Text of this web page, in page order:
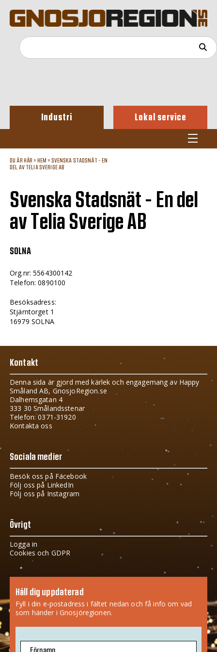
Industri Lokal service
DU ÄR HÄR » HEM » SVENSKA STADSNÄT - EN
DEL AV TELIA SVERIGE AB
Svenska Stadsnät - En del
av Telia Sverige AB
SOLNA
Org.nr: 5564300142
Telefon: 0890100
Besöksadress:
Stjärntorget 1
16979 SOLNA
Kontakt
Denna sida är gjord med kärlek och engagemang av Happy
Småland AB, GnosjoRegion.se
Dalhemsgatan 4
333 30 Smålandsstenar
Telefon: 0371-31920
Kontakta oss
Sociala medier
Besök oss på Facebook
Följ oss på LinkedIn
Följ oss på Instagram
Övrigt
Logga in
Cookies och GDPR
Håll dig uppdaterad
Fyll i din e-postadress i fältet nedan och få info om vad
som händer i Gnosjöregionen.